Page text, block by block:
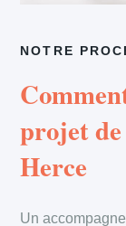
NOTRE
projet
Herce
Un